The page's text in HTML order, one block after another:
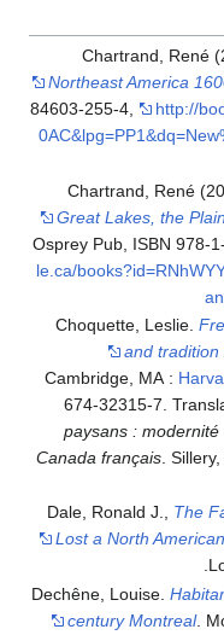
Chartrand, René
Northeast America
84603-255-4,
http://
Chartrand, René
Great Lakes, the
Osprey Pub, ISBN 978-
le.ca/
Choquette, Leslie.
and tradition
Cambridge, MA :
674-32315-7.
paysans :
Canada français.
Dale, Ronald J., The
Lost a North
Dechêne, Louise.
century Montreal.